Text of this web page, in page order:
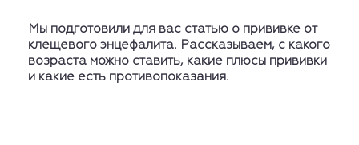
Мы подготовили для вас статью о прививке от
клещевого энцефалита. Рассказываем, с какого
возраста можно ставить, какие плюсы прививки
и какие есть противопоказания.